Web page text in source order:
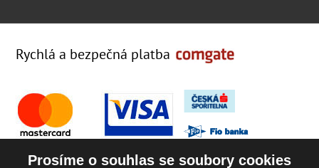
Rychlá a bezpečná platba
Prosíme o souhlas se soubory cookies